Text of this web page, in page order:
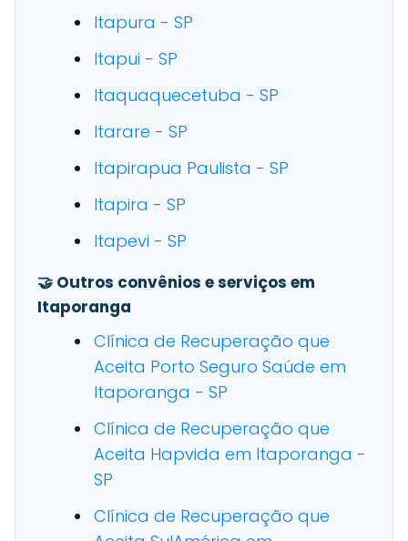
Itapura - SP
Itapui - SP
Itaquaquecetuba - SP
Itarare - SP
Itapirapua Paulista - SP
Itapira - SP
Itapevi - SP
🤝 Outros convênios e serviços em
Itaporanga
Clínica de Recuperação que
Aceita Porto Seguro Saúde em
Itaporanga - SP
Clínica de Recuperação que
Aceita Hapvida em Itaporanga -
SP
Clínica de Recuperação que